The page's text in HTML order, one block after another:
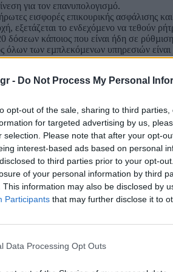
- Do Not Process My Personal
opt-out of the sale, sharing to third
for targeted advertising by us,
selection. Please note that after your opt-
interest-based ads based on personal
to third parties prior to your opt-
of your personal information by third
This information may also be disclosed by
Participants that may further disclose it to
Data Processing Opt Outs
για τον επανυπολογισµό.
εισφορές επικουρικής ασφάλισης
το ενδεχόµενο να τεθούν
δόσεων κάποιος που είναι ήδη σε
των εµπλεκόµενων υπηρεσιών είναι
οφειλέτες.
επαγγελµατίες και αγρότες,
και περιουσιακά κριτήρια.
διάστηµα και όχι επ’ αόριστον,
αναπτυχθεί γι’ αυτό τον σκοπό. Με
τον επανυπολογισµό της.
του θα επανυπολογίζεται µε βάση
κουρεµένες προσαυξήσεις.
οφειλής µετά τον επανυπολογισµό και
-που συνεπάγεται και
µη µισθωτοί άνω των 62 ετών, οι
οι οποίοι πλήρωναν εισφορές για
επαγγελµατίες του ΟΑΕΕ ηλικίας
ασφαλιστικές οφειλές ύψους 300
ΟΑΕΕ και οφείλουν πάνω από 20.000
Το ίδιο συµβαίνει µε τους